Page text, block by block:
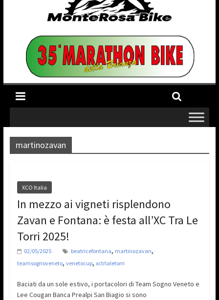
martinozavan
XCO Italia
In mezzo ai vigneti risplendono
Zavan e Fontana: è festa all’XC Tra Le
Torri 2025!
02/05/2025 beatricefontana, martinozavan,
teamsognoveneto, venetocup, xctrlaletorri
Baciati da un sole estivo, i portacolori di Team Sogno Veneto e
Lee Cougan Banca Prealpi San Biagio si sono